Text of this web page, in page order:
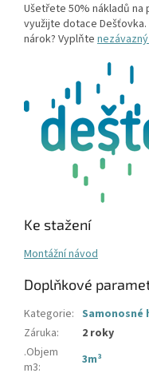
Ušetřete 50% nákladů na
využijte dotace
nárok? Vyplňte
Ke stažení
Montážní návod
Doplňkové
Kategorie: Samonosné
Záruka:
2 roky
.Objem
m3:
3m³